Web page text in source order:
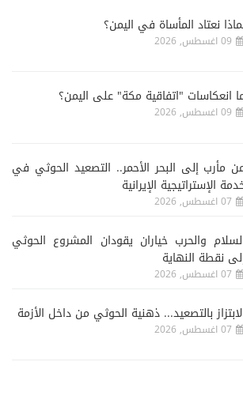
نعتاد المأساة في اليمن؟
09 اغسطس, 2026
انعكاسات "اتفاقية مكة" على اليمن؟
09 اغسطس, 2026
مأرب إلى البحر الأحمر.. التصعيد الحوثي في
الإستراتيجية الإيرانية
07 اغسطس, 2026
والحرب خياران يقودان المشروع الحوثي
نقطة النهاية
07 اغسطس, 2026
بالتصعيد... ذهنية الحوثي من داخل الأزمة
07 اغسطس, 2026